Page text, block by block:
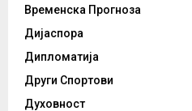
Временска Прогноза
Дијаспора
Дипломатија
Други Спортови
Духовност